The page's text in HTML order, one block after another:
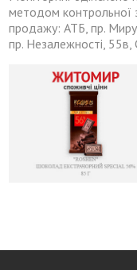
методом контрольної
продажу: АТБ, пр.
пр. Незалежності, 55в,